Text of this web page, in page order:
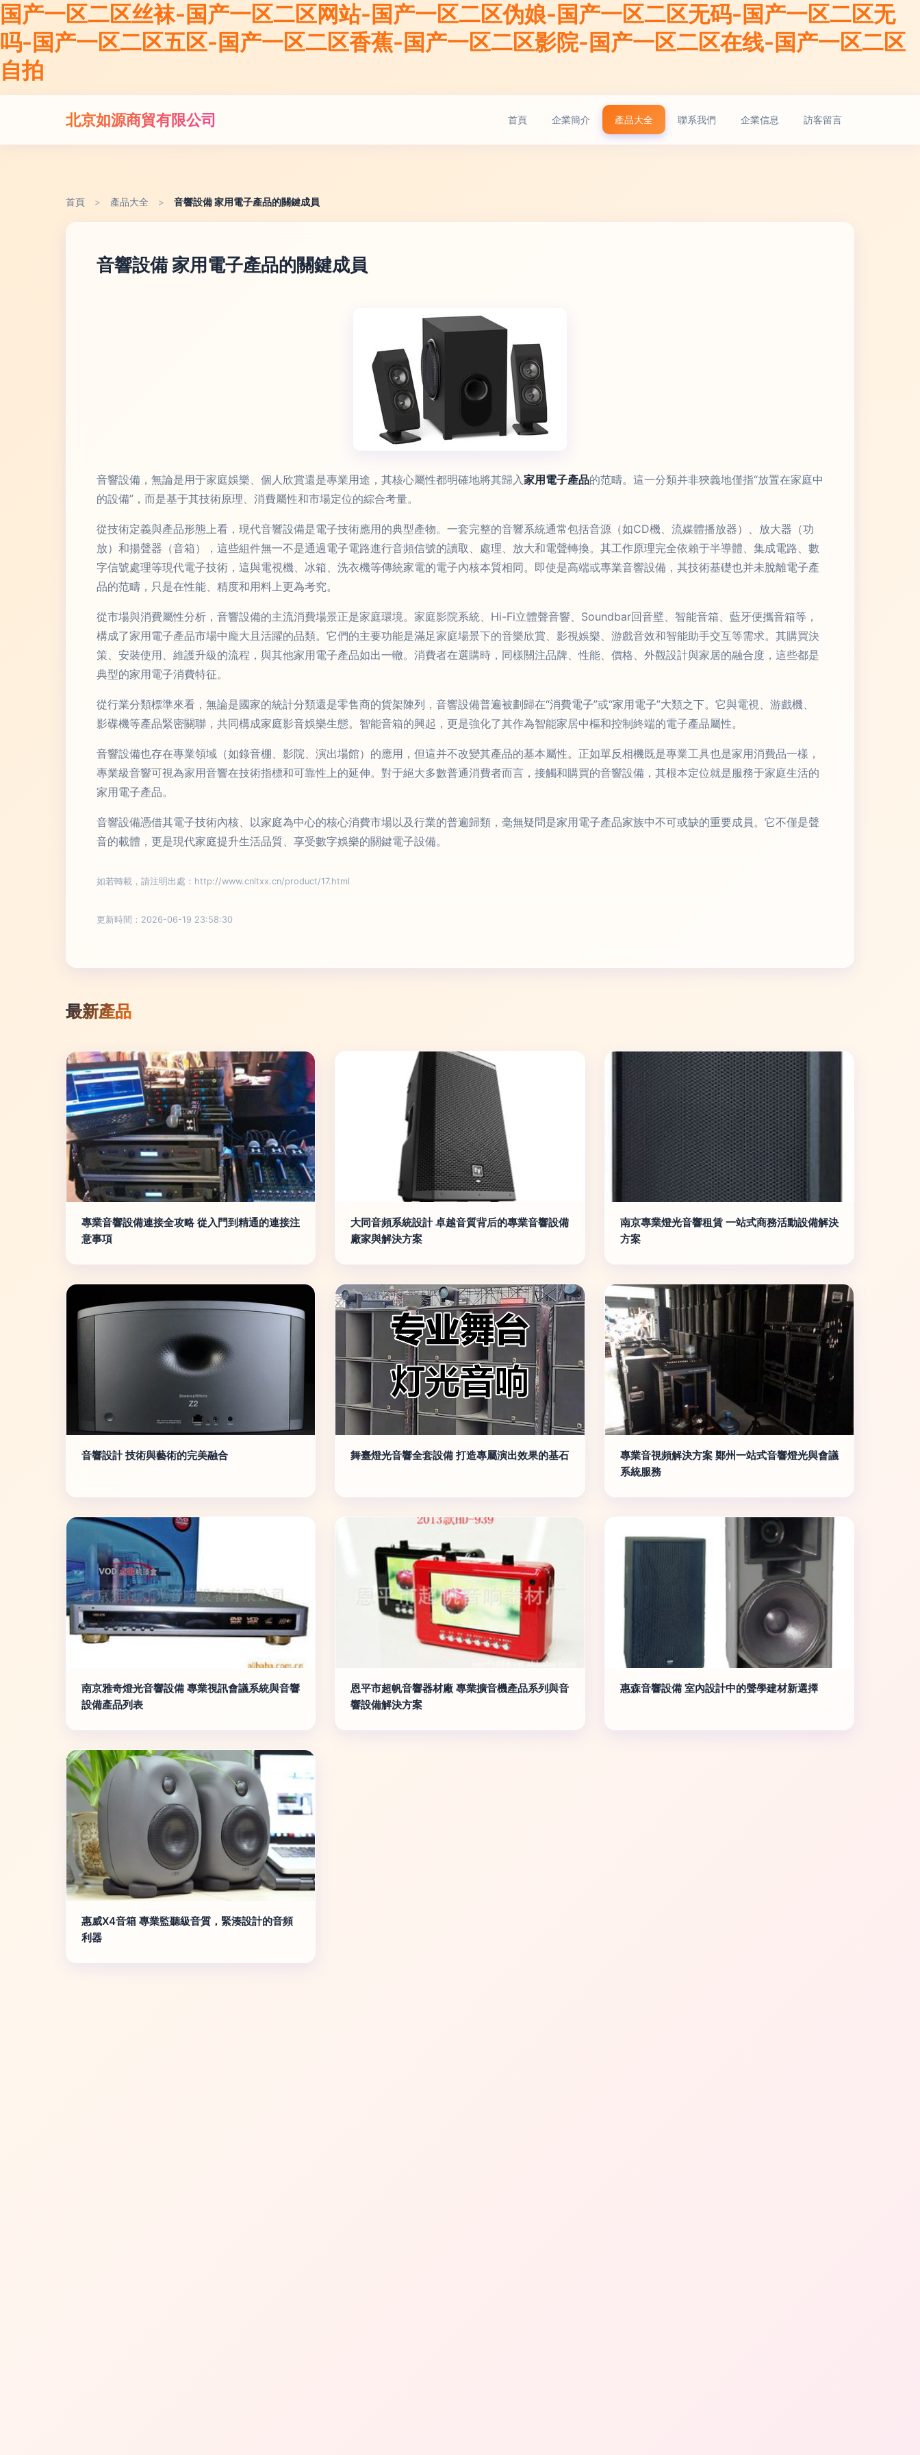
国产一区二区丝袜-国产一区二区网站-国产一区二区伪娘-国产一区二区无码-国产一区二区无
吗-国产一区二区五区-国产一区二区香蕉-国产一区二区影院-国产一区二区在线-国产一区二区
自拍
北京如源商貿有限公司 首頁 企業簡介 產品大全 聯系我們 企業信息 訪客留言
首頁 > 產品大全 > 音響設備 家用電子產品的關鍵成員
音響設備 家用電子產品的關鍵成員
音響設備，無論是用于家庭娛樂、個人欣賞還是專業用途，其核心屬性都明確地將其歸入家用電子產品的范疇。這一分類并非狹義地僅指“放置在家庭中
的設備”，而是基于其技術原理、消費屬性和市場定位的綜合考量。
從技術定義與產品形態上看，現代音響設備是電子技術應用的典型產物。一套完整的音響系統通常包括音源（如CD機、流媒體播放器）、放大器（功
放）和揚聲器（音箱），這些組件無一不是通過電子電路進行音頻信號的讀取、處理、放大和電聲轉換。其工作原理完全依賴于半導體、集成電路、數
字信號處理等現代電子技術，這與電視機、冰箱、洗衣機等傳統家電的電子內核本質相同。即使是高端或專業音響設備，其技術基礎也并未脫離電子產
品的范疇，只是在性能、精度和用料上更為考究。
從市場與消費屬性分析，音響設備的主流消費場景正是家庭環境。家庭影院系統、Hi-Fi立體聲音響、Soundbar回音壁、智能音箱、藍牙便攜音箱等，
構成了家用電子產品市場中龐大且活躍的品類。它們的主要功能是滿足家庭場景下的音樂欣賞、影視娛樂、游戲音效和智能助手交互等需求。其購買決
策、安裝使用、維護升級的流程，與其他家用電子產品如出一轍。消費者在選購時，同樣關注品牌、性能、價格、外觀設計與家居的融合度，這些都是
典型的家用電子消費特征。
從行業分類標準來看，無論是國家的統計分類還是零售商的貨架陳列，音響設備普遍被劃歸在“消費電子”或“家用電子”大類之下。它與電視、游戲機、
影碟機等產品緊密關聯，共同構成家庭影音娛樂生態。智能音箱的興起，更是強化了其作為智能家居中樞和控制終端的電子產品屬性。
音響設備也存在專業領域（如錄音棚、影院、演出場館）的應用，但這并不改變其產品的基本屬性。正如單反相機既是專業工具也是家用消費品一樣，
專業級音響可視為家用音響在技術指標和可靠性上的延伸。對于絕大多數普通消費者而言，接觸和購買的音響設備，其根本定位就是服務于家庭生活的
家用電子產品。
音響設備憑借其電子技術內核、以家庭為中心的核心消費市場以及行業的普遍歸類，毫無疑問是家用電子產品家族中不可或缺的重要成員。它不僅是聲
音的載體，更是現代家庭提升生活品質、享受數字娛樂的關鍵電子設備。
如若轉載，請注明出處：http://www.cnltxx.cn/product/17.html
更新時間：2026-06-19 23:58:30
最新產品
專業音響設備連接全攻略 從入門到精通的連接注
意事項
大同音頻系統設計 卓越音質背后的專業音響設備
廠家與解決方案
南京專業燈光音響租賃 一站式商務活動設備解決
方案
音響設計 技術與藝術的完美融合 舞臺燈光音響全套設備 打造專屬演出效果的基石
專業音視頻解決方案 鄭州一站式音響燈光與會議
系統服務
南京雅奇燈光音響設備 專業視訊會議系統與音響
設備產品列表
恩平市超帆音響器材廠 專業擴音機產品系列與音
響設備解決方案
惠森音響設備 室內設計中的聲學建材新選擇
惠威X4音箱 專業監聽級音質，緊湊設計的音頻
利器